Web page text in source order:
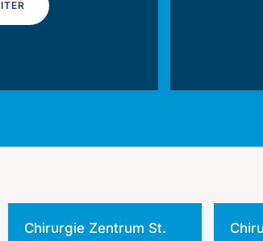
Chirurgie Zentrum St.